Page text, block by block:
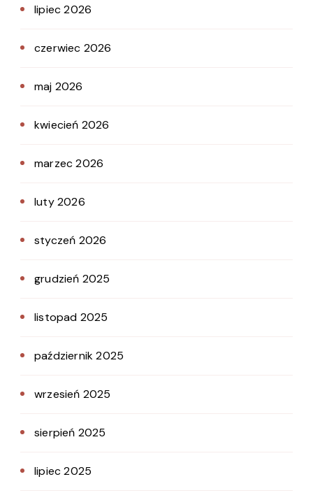
lipiec 2026
czerwiec 2026
maj 2026
kwiecień 2026
marzec 2026
luty 2026
styczeń 2026
grudzień 2025
listopad 2025
październik 2025
wrzesień 2025
sierpień 2025
lipiec 2025